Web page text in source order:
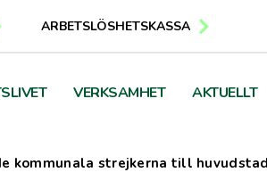
ARBETSLÖSHETSKASSA
VERKSAMHET AKTUELLT
kommunala strejkerna till